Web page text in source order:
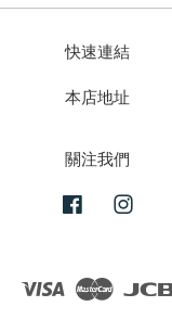
快速連結
本店地址
關注我們
Facebook
Visa Master